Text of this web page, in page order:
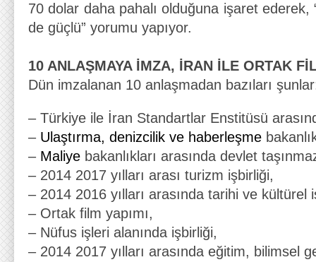
70 dolar daha pahalı olduğuna işaret ederek,
de güçlü” yorumu yapıyor.
10 ANLAŞMAYA İMZA, İRAN İLE ORTAK
Dün imzalanan 10 anlaşmadan bazıları
– Türkiye ile İran Standartlar Enstitüsü
– Ulaştırma, denizcilik ve haberleşme
– Maliye bakanlıkları arasında devlet
– 2014 2017 yılları arası turizm işbirliği,
– 2014 2016 yılları arasında tarihi ve kültürel
– Ortak film yapımı,
– Nüfus işleri alanında işbirliği,
– 2014 2017 yılları arasında eğitim, bilimsel